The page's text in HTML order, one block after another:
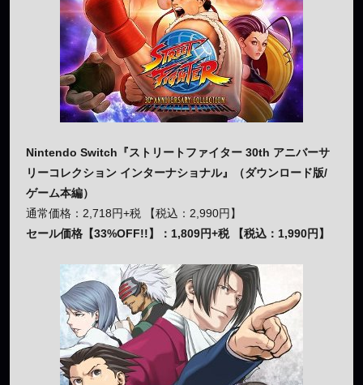
Nintendo Switch『ストリートファイター 30th アニバーサ
リーコレクション インターナショナル』（ダウンロード版/
ゲーム本編）
通常価格：2,718円+税 【税込：2,990円】
セール価格【33%OFF!!】：1,809円+税 【税込：1,990円】